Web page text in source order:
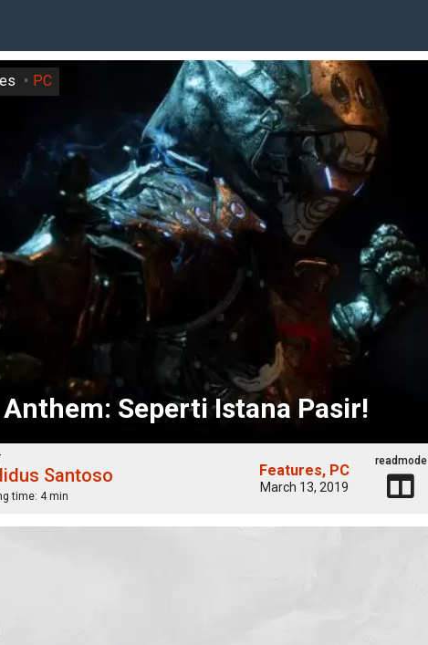
Anthem: Seperti Istana Pasir!
PC
Santoso
time: 4 min
Features PC
March 13, 2019
readmode